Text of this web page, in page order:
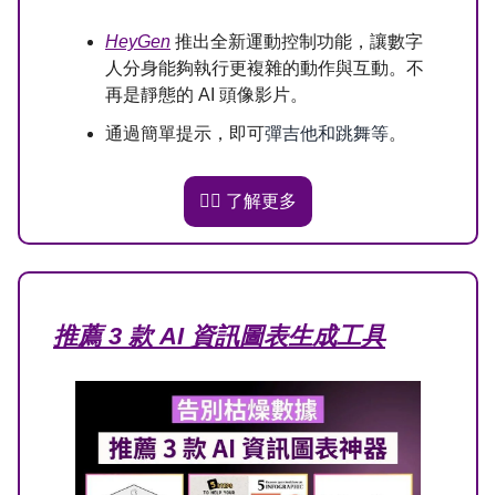
HeyGen 推出全新運動控制功能，讓數字
人分身能夠執行更複雜的動作與互動。不
再是靜態的 AI 頭像影片。
通過簡單提示，即可彈吉他和跳舞等。
👉🏻 了解更多
推薦 3 款 AI 資訊圖表生成工具